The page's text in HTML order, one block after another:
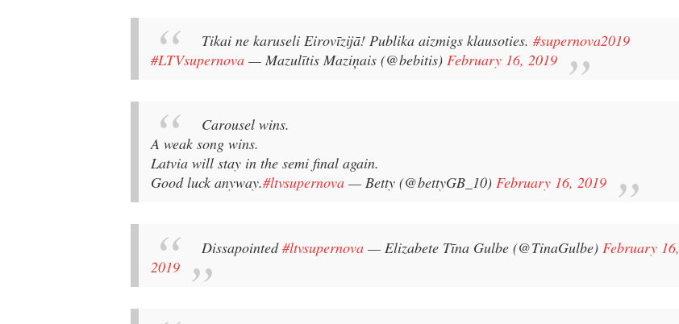
Tikai ne karuseli Eirovīzijā! Publika aizmigs klausoties. #supernova2019
#LTVsupernova — Mazulītis Maziņais (@bebitis) February 16, 2019
Carousel wins.
A weak song wins.
Latvia will stay in the semi final again.
Good luck anyway.#ltvsupernova — Betty (@bettyGB_10) February 16, 2019
Dissapointed#ltvsupernova — Elizabete Tīna Gulbe (@TinaGulbe) February 16,
2019